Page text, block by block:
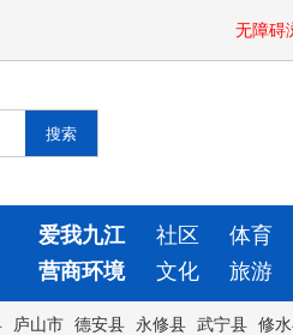
无障碍
爱我九江 社区 体育
营商环境 文化 旅游
庐山市 德安县 永修县 武宁县 修